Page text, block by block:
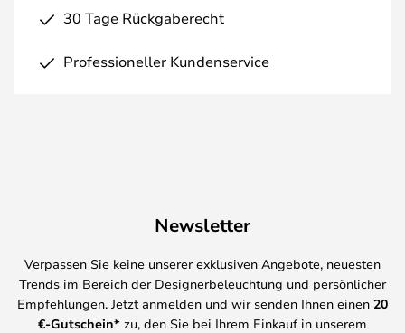
30 Tage Rückgaberecht
Professioneller Kundenservice
Newsletter
Verpassen Sie keine unserer exklusiven Angebote, neuesten
Trends im Bereich der Designerbeleuchtung und persönlicher
Empfehlungen. Jetzt anmelden und wir senden Ihnen einen 20
€-Gutschein* zu, den Sie bei Ihrem Einkauf in unserem